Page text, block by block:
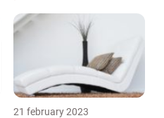
21 february 2023